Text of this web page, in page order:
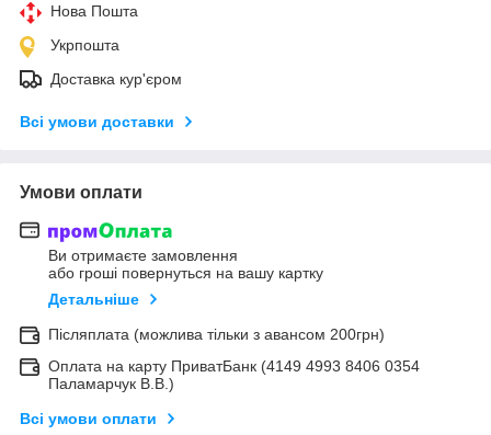
Нова Пошта
Укрпошта
Доставка кур'єром
Всі умови доставки
Умови оплати
Ви отримаєте замовлення
або гроші повернуться на вашу картку
Детальніше
Післяплата (можлива тільки з авансом 200грн)
Оплата на карту ПриватБанк (4149 4993 8406 0354
Паламарчук В.В.)
Всі умови оплати